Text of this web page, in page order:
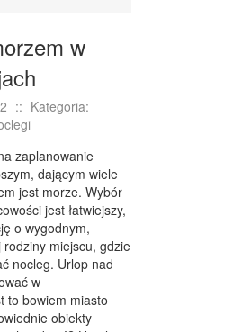
DZIECI
MEBLE
WNĘTRZ
ŁAZIENKI
w
:: Kategoria:
zaplanowanie
dającym wiele
jest morze. Wybór
jest łatwiejszy,
o wygodnym,
rodziny miejscu, gdzie
nocleg. Urlop nad
w
to bowiem miasto
obiekty